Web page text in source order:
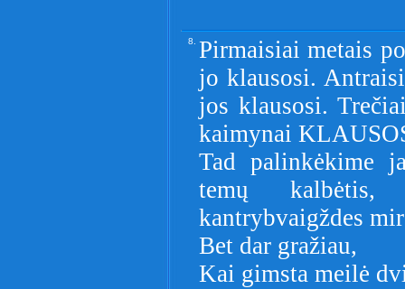
8. Pirmaisiai metais
jo klausosi.
jos klausosi.
kaimynai
Tad palinkėkime
temų kalbėtis,
kantrybvaigždes
Bet dar gražiau,
Kai gimsta meilė